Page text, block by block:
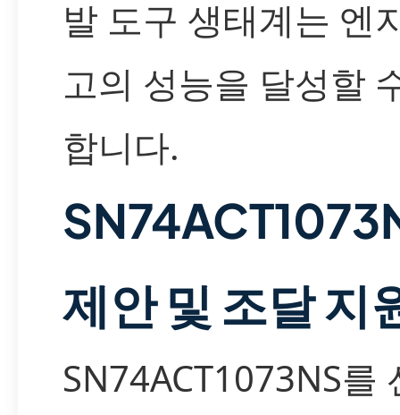
발 도구 생태계는 엔
고의 성능을 달성할
합니다.
제안 및 조달 지
SN74ACT1073NS를